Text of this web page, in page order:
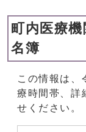
町内医療
名簿
この情報は、
療時間帯、詳
せください。